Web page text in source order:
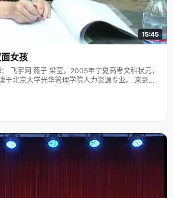
15:45
女孩
京大学光华管理学院人力资源专业。 来到北
头乌黑的长发，跟高考毕业时候照片上有点假小
子柔媚的味道，告别高考，梁莹深深的呼了一口
是件让人记忆深刻的事情。 远远的看着北
己的智力也只能算是中等水平了，只是她从小就
典型的乖乖女形象，不做出家人认为出轨的事
交代的任务按时做完。"爸爸想说的是我的性格是